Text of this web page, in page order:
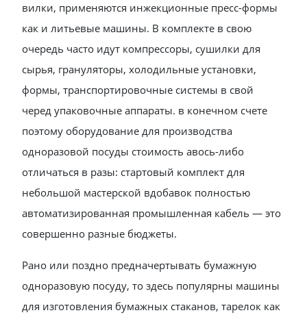
вилки, применяются инжекционные пресс-формы
как и литьевые машины. В комплекте в свою
очередь часто идут компрессоры, сушилки для
сырья, грануляторы, холодильные установки,
формы, транспортировочные системы в свой
черед упаковочные аппараты. в конечном счете
поэтому оборудование для производства
одноразовой посуды стоимость авось-либо
отличаться в разы: стартовый комплект для
небольшой мастерской вдобавок полностью
автоматизированная промышленная кабель — это
совершенно разные бюджеты.
Рано или поздно предначертывать бумажную
одноразовую посуду, то здесь популярны машины
для изготовления бумажных стаканов, тарелок как